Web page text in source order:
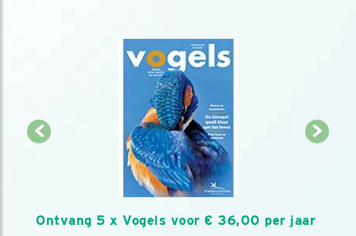
Ontvang 5 x Vogels voor € 36,00 per jaar